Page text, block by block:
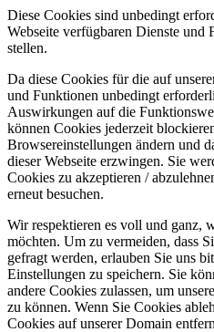
Diese Cookies sind unbedingt
Webseite verfügbaren Dienste und
stellen.
Da diese Cookies für die auf
und Funktionen unbedingt
Auswirkungen auf die
können Cookies jederzeit
Browsereinstellungen ändern und
dieser Webseite erzwingen. Sie
Cookies zu akzeptieren /
erneut besuchen.
Wir respektieren es voll und ganz,
möchten. Um zu vermeiden, dass
gefragt werden, erlauben Sie uns
Einstellungen zu speichern. Sie
andere Cookies zulassen, um
zu können. Wenn Sie Cookies
Cookies auf unserer Domain